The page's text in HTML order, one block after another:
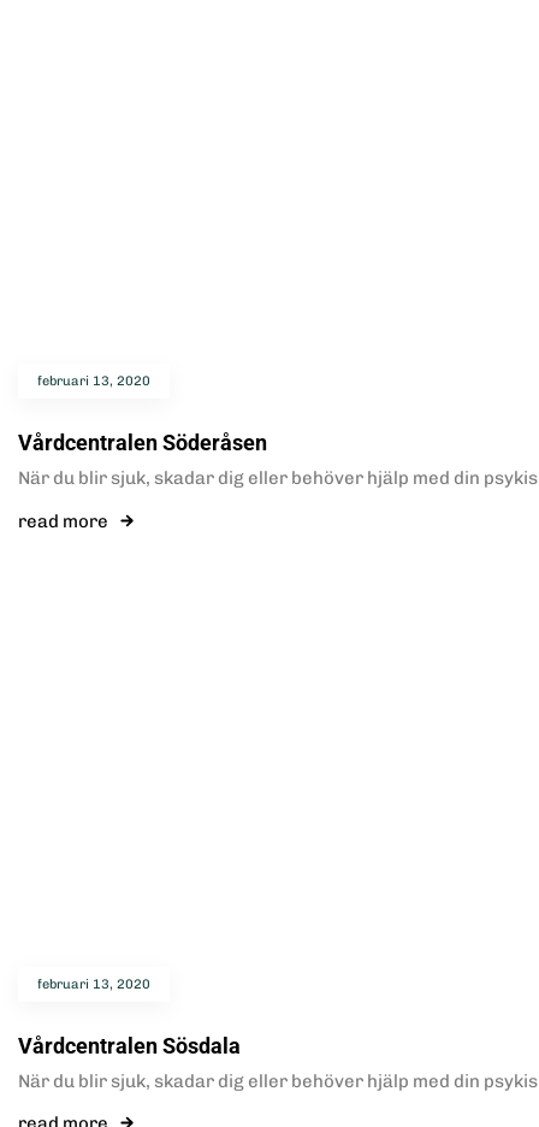
februari 13, 2020
Vårdcentralen Söderåsen
När du blir sjuk, skadar dig eller behöver hjälp med din
read more
februari 13, 2020
Vårdcentralen Sösdala
När du blir sjuk, skadar dig eller behöver hjälp med din